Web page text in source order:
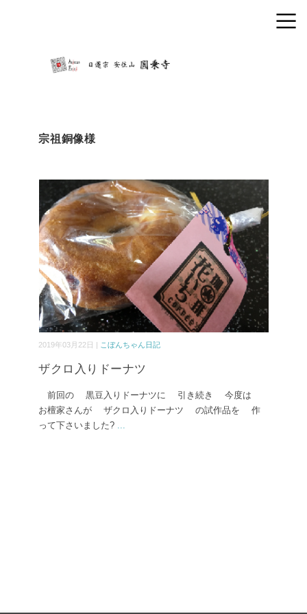
宗祖銅像様
2019年03月22日 | こぼんちゃん日記
ザクロ入りドーナツ
前回の 黒豆入りドーナツに 引き続き 今度は
お檀家さんが ザクロ入りドーナツ の試作品を 作
って下さいました? ...